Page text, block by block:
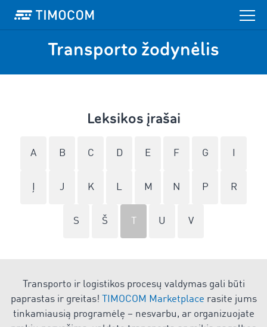
Transporto žodynėlis
Leksikos įrašai
A B C D E F G
J K L M N P R
S Š U V
Transporto ir logistikos procesų valdymas gali būti
paprastas ir greitas!
TIMOCOM Marketplace rasite jums
tinkamiausią programėlę – nesvarbu, ar organizuojate